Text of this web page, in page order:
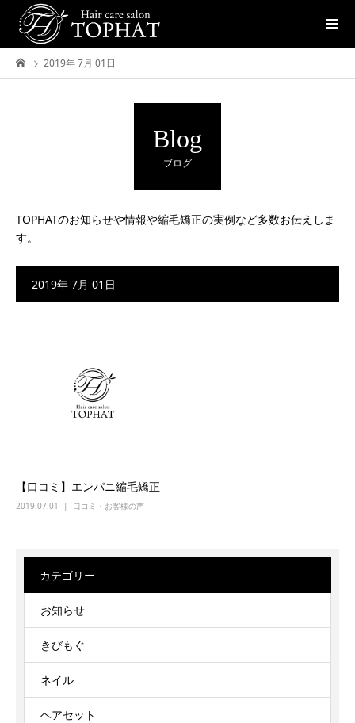
2019年 7月 01日
Blog
ブログ
TOPHATのお知らせや情報や縮毛矯正の実例など多数お伝えしま
す。
2019年 7月 01日
【口コミ】エンパニ縮毛矯正
2019.07.01 口コミ・お客様の声
カテゴリー
お知らせ
きびもぐ
ネイル
ヘアセット